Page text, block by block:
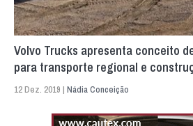
Volvo Trucks apresenta conceito
para transporte regional e
12 Dez. 2019 | Nádia Conceição